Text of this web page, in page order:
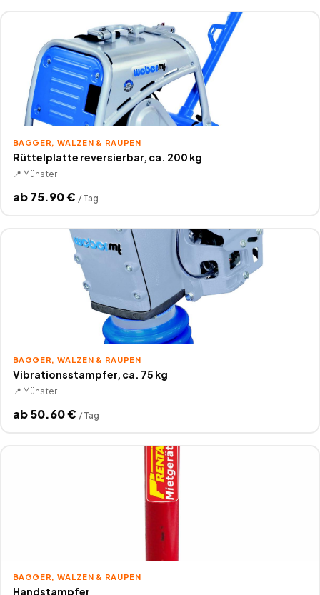
BAGGER, WALZEN & RAUPEN
Rüttelplatte reversierbar, ca. 200 kg
📍 Münster
ab75.90€ / Tag
BAGGER, WALZEN & RAUPEN
Vibrationsstampfer, ca. 75 kg
📍 Münster
ab50.60€ / Tag
BAGGER, WALZEN & RAUPEN
Handstampfer